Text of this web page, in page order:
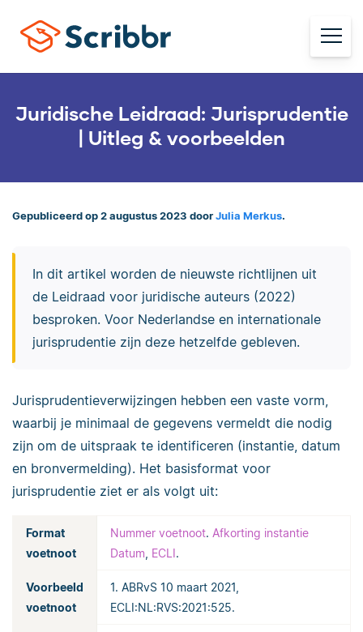
Juridische Leidraad: Jurisprudentie
| Uitleg & voorbeelden
Gepubliceerd op 2 augustus 2023 door Julia Merkus.
In dit artikel worden de nieuwste richtlijnen uit
de Leidraad voor juridische auteurs (2022)
besproken. Voor Nederlandse en internationale
jurisprudentie zijn deze hetzelfde gebleven.
Jurisprudentieverwijzingen hebben een vaste vorm,
waarbij je minimaal de gegevens vermeldt die nodig
zijn om de uitspraak te identificeren (instantie, datum
en bronvermelding). Het basisformat voor
jurisprudentie ziet er als volgt uit:
Format
voetnoot
Nummer voetnoot. Afkorting instantie
Datum ECLI.
Voorbeeld
voetnoot
1. ABRvS 10 maart 2021,
ECLI:NL:RVS:2021:525.